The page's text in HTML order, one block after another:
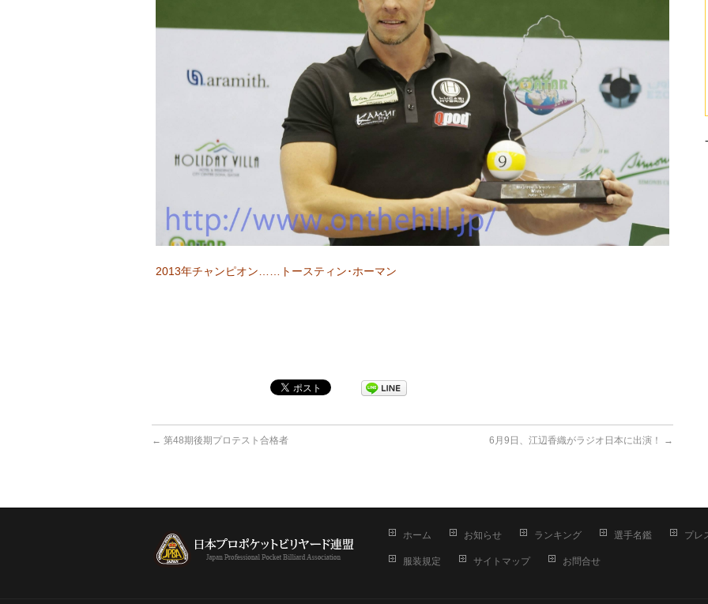
2013年チャンピオン……トースティン･ホーマン
← 第48期後期プロテスト合格者 6月9日、江辺香織がラジオ日本に出演！ →
ホーム お知らせ ランキング 選手名鑑 プレ
服装規定 サイトマップ お問合せ